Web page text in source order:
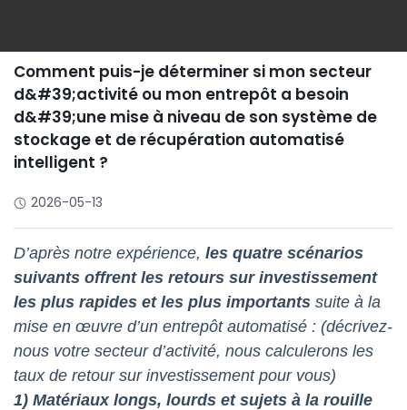
Comment puis-je déterminer si mon secteur
d&#39;activité ou mon entrepôt a besoin
d&#39;une mise à niveau de son système de
stockage et de récupération automatisé
intelligent ?
2026-05-13
D’après notre expérience, les quatre scénarios
suivants offrent les retours sur investissement
les plus rapides et les plus importants suite à la
mise en œuvre d’un entrepôt automatisé : (décrivez-
nous votre secteur d’activité, nous calculerons les
taux de retour sur investissement pour vous)
1) Matériaux longs, lourds et sujets à la rouille